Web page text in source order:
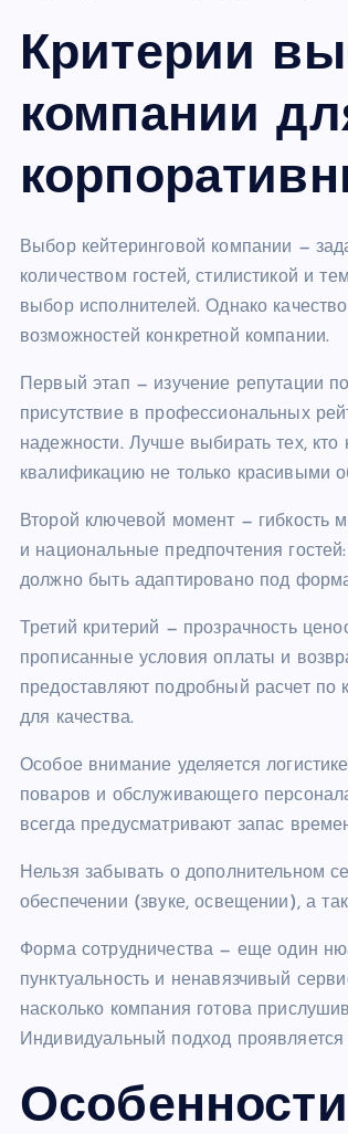
Критерии
компании
Выбор кейтеринговой компании —
количеством гостей, стилистикой и
выбор исполнителей. Однако
возможностей конкретной компании.
Первый этап — изучение репутации
присутствие в профессиональных
надежности. Лучше выбирать тех,
квалификацию не только красивыми
Второй ключевой момент — гибкость
и национальные предпочтения
должно быть адаптировано под
Третий критерий — прозрачность
прописанные условия оплаты и
предоставляют подробный расчет по
для качества.
Особое внимание уделяется
поваров и обслуживающего
всегда предусматривают запас
Нельзя забывать о дополнительном
обеспечении (звуке, освещении), а
Форма сотрудничества — еще один
пунктуальность и ненавязчивый
насколько компания готова
Индивидуальный подход